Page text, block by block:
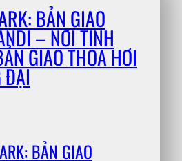
BẢN GIAO
– NƠI TINH
GIAO THOA HƠI
ĐẠI